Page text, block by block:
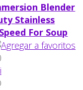
Blender
Stainless
For Soup